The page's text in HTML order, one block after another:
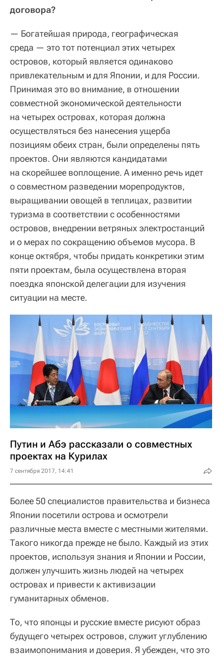
договора?
— Богатейшая природа, географическая
среда — это тот потенциал этих четырех
островов, который является одинаково
привлекательным и для Японии, и для России.
Принимая это во внимание, в отношении
совместной экономической деятельности
на четырех островах, которая должна
осуществляться без нанесения ущерба
позициям обеих стран, были определены пять
проектов. Они являются кандидатами
на скорейшее воплощение. А именно речь идет
о совместном разведении морепродуктов,
выращивании овощей в теплицах, развитии
туризма в соответствии с особенностями
островов, внедрении ветряных электростанций
и о мерах по сокращению объемов мусора. В
конце октября, чтобы придать конкретики этим
пяти проектам, была осуществлена вторая
поездка японской делегации для изучения
ситуации на месте.
Путин и Абэ рассказали о совместных
проектах на Курилах
7 сентября 2017, 14:41
Более 50 специалистов правительства и бизнеса
Японии посетили острова и осмотрели
различные места вместе с местными жителями.
Такого никогда прежде не было. Каждый из этих
проектов, используя знания и Японии и России,
должен улучшить жизнь людей на четырех
островах и привести к активизации
гуманитарных обменов.
То, что японцы и русские вместе рисуют образ
будущего четырех островов, служит углублению
взаимопонимания и доверия. Я убежден, что это